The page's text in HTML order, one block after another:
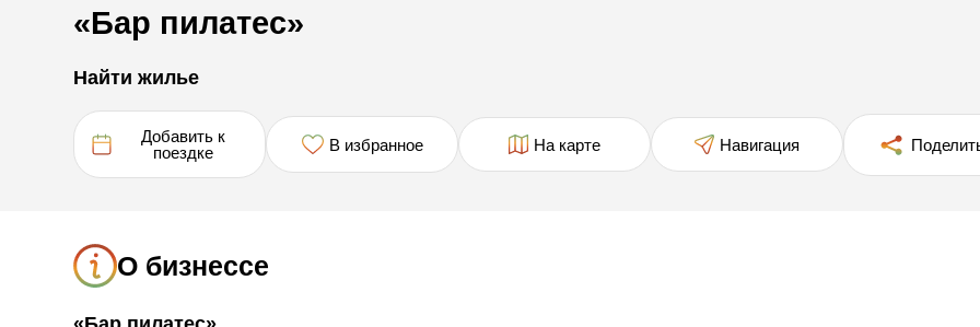
«Бар пилатес»
Найти жилье
Добавить к
поездке
В избранное На карте Навигация
О бизнессе